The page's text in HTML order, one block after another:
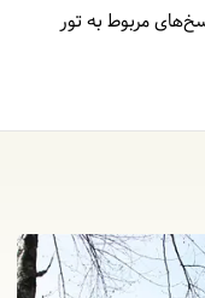
مربوط به تور